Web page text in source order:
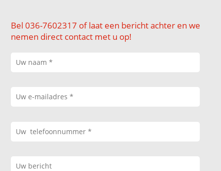
Bel 036-7602317 of laat een bericht achter en we
nemen direct contact met u op!